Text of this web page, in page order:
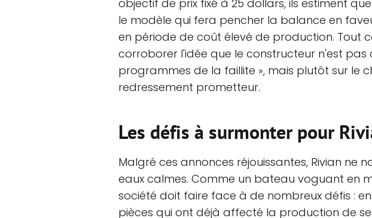
objectif de prix fixé à 25 dollars, ils estiment
le modèle qui fera pencher la balance en
en période de coût élevé de production. Tout
corroborer l'idée que le constructeur n'est pas
programmes de la faillite », mais plutôt sur le
redressement prometteur.
Les défis à surmonter pour
Malgré ces annonces réjouissantes, Rivian ne
eaux calmes. Comme un bateau voguant en
société doit faire face à de nombreux défis :
pièces qui ont déjà affecté la production de